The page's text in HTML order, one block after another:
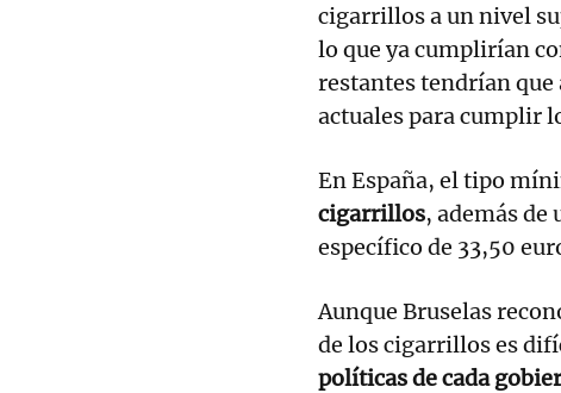
cigarrillos a un nivel
lo que ya cumplirían
restantes tendrían
actuales para cumplir
En España, el tipo
cigarrillos, además
específico de 33,50
Aunque Bruselas
de los cigarrillos es
políticas de cada